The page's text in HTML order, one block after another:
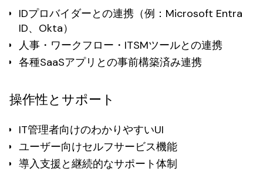
IDプロバイダーとの連携（例：Microsoft Entra
ID、Okta）
人事・ワークフロー・ITSMツールとの連携
各種SaaSアプリとの事前構築済み連携
操作性とサポート
IT管理者向けのわかりやすいUI
ユーザー向けセルフサービス機能
導入支援と継続的なサポート体制